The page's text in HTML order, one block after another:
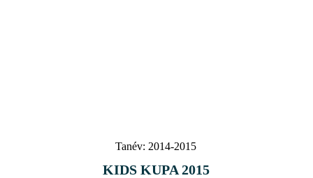
Tanév: 2014-2015
KIDS KUPA 2015